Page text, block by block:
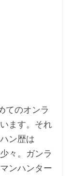
てのオンラ
ます。それ
ン歴は
々。ガンラ
ンハンター